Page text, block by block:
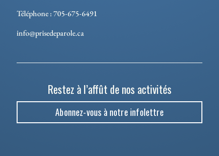
Téléphone : 705-675-6491
info@prisedeparole.ca
Restez à l’affût de nos activités
Abonnez-vous à notre infolettre